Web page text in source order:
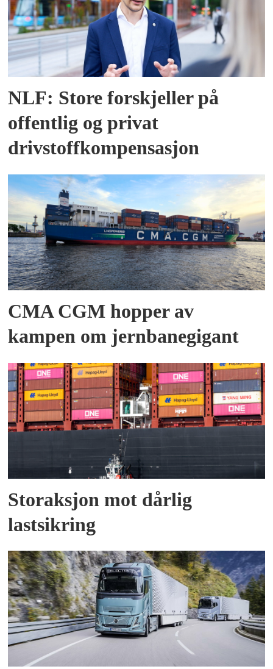
NLF: Store forskjeller på
offentlig og privat
drivstoffkompensasjon
CMA CGM hopper av
kampen om jernbanegigant
Storaksjon mot dårlig
lastsikring